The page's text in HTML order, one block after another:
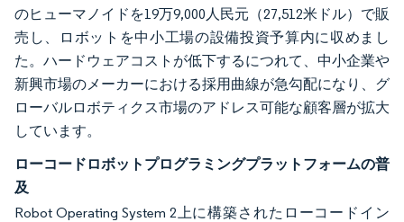
のヒューマノイドを19万9,000人民元（27,512米ドル）で販
売し、ロボットを中小工場の設備投資予算内に収めまし
た。ハードウェアコストが低下するにつれて、中小企業や
新興市場のメーカーにおける採用曲線が急勾配になり、グ
ローバルロボティクス市場のアドレス可能な顧客層が拡大
しています。
ローコードロボットプログラミングプラットフォームの普
及
Robot Operating System 2上に構築されたローコードイン